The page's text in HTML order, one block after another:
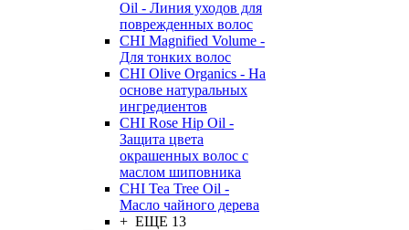
Oil - Линия уходов для
поврежденных волос
CHI Magnified Volume -
Для тонких волос
CHI Olive Organics - На
основе натуральных
ингредиентов
CHI Rose Hip Oil -
Защита цвета
окрашенных волос с
маслом шиповника
CHI Tea Tree Oil -
Масло чайного дерева
+ ЕЩЕ 13